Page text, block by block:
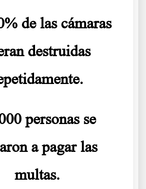
de las cámaras
destruidas
personas se
a pagar las
multas.